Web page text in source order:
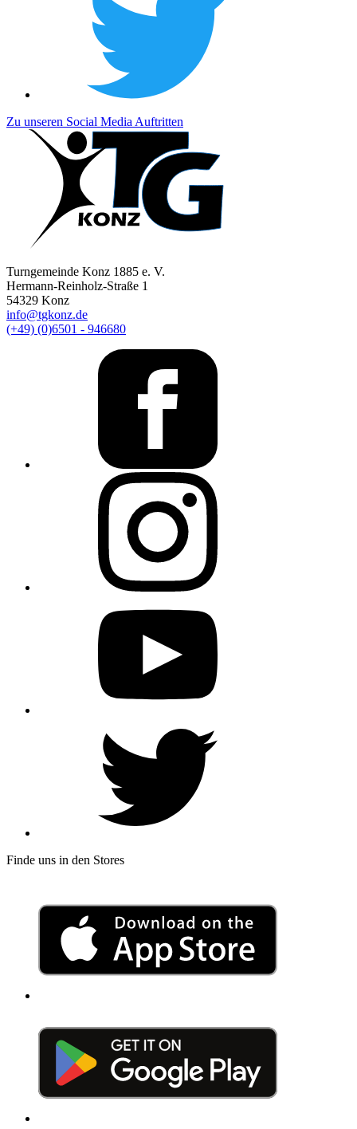
Zu unseren Social Media Auftritten
Turngemeinde Konz 1885 e. V.
Hermann-Reinholz-Straße 1
54329 Konz
info@tgkonz.de
(+49) (0)6501 - 946680
Finde uns in den Stores